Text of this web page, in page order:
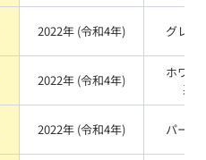
2022年 (令和4年) グレー
2022年 (令和4年)
ホワイ
系
2022年 (令和4年) パール